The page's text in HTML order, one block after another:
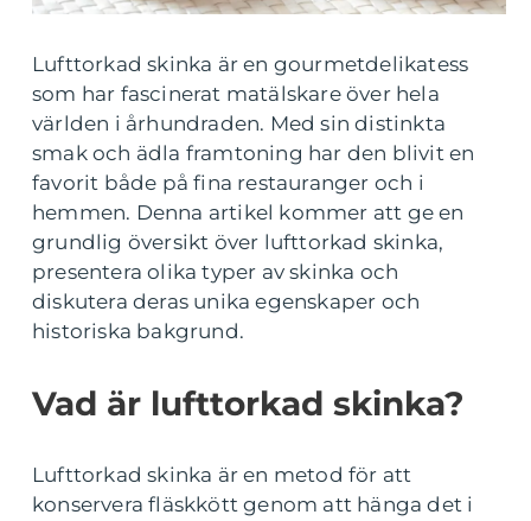
Lufttorkad skinka är en gourmetdelikatess
som har fascinerat matälskare över hela
världen i århundraden. Med sin distinkta
smak och ädla framtoning har den blivit en
favorit både på fina restauranger och i
hemmen. Denna artikel kommer att ge en
grundlig översikt över lufttorkad skinka,
presentera olika typer av skinka och
diskutera deras unika egenskaper och
historiska bakgrund.
Vad är lufttorkad skinka?
Lufttorkad skinka är en metod för att
konservera fläskkött genom att hänga det i